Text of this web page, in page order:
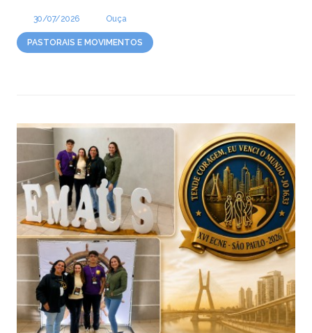
30/07/2026 Ouça
PASTORAIS E MOVIMENTOS